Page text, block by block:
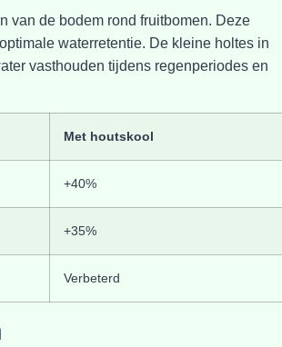
van de bodem rond fruitbomen. Deze
waterretentie. De kleine holtes in
vasthouden tijdens regenperiodes en
Met houtskool
+40%
+35%
Verbeterd